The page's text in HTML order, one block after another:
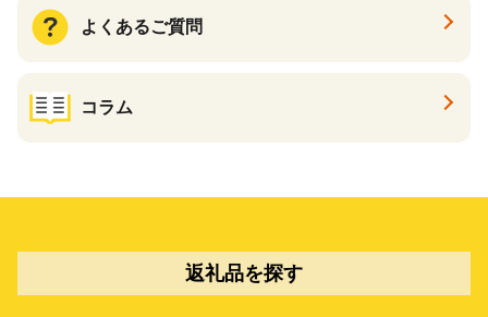
よくあるご質問
コラム
返礼品を探す